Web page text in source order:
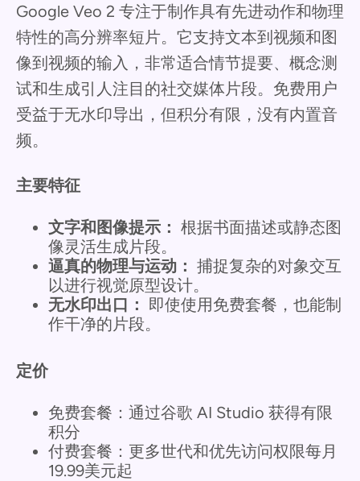
Google Veo 2 专注于制作具有先进动作和物理
特性的高分辨率短片。它支持文本到视频和图
像到视频的输入，非常适合情节提要、概念测
试和生成引人注目的社交媒体片段。免费用户
受益于无水印导出，但积分有限，没有内置音
频。
主要特征
文字和图像提示： 根据书面描述或静态图
像灵活生成片段。
逼真的物理与运动： 捕捉复杂的对象交互
以进行视觉原型设计。
无水印出口： 即使使用免费套餐，也能制
作干净的片段。
定价
免费套餐：通过谷歌 AI Studio 获得有限
积分
付费套餐：更多世代和优先访问权限每月
19.99美元起